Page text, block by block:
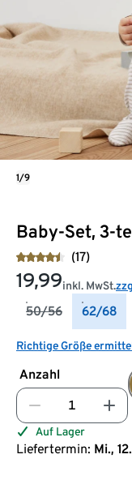
Baby-Set, 3-
(17)
19,99inkl. MwSt.
50/56 62/68
Richtige Größe
Anzahl
Auf Lager
Liefertermin: Mi.,
1/9